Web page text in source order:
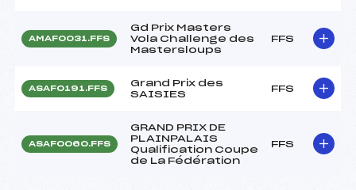
AMAF0031.FFS
Gd Prix Masters
Vola Challenge des
Mastersloups
FFS
ASAF0191.FFS
Grand Prix des
SAISIES
FFS
ASAF0060.FFS
GRAND PRIX DE
PLAINPALAIS
Qualification Coupe
de La Fédération
FFS